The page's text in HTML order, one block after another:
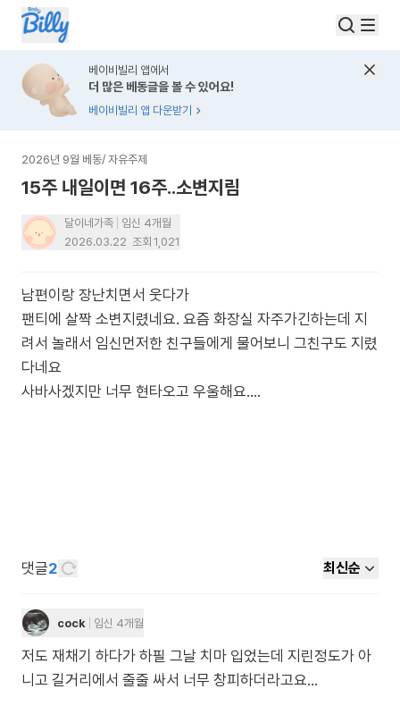
베이비빌리 앱에서
더 많은 베동글을 볼 수 있어요!
베이비빌리 앱 다운받기
2026년 9월 베동/ 자유주제
15주 내일이면 16주..소변지림
달이네가족
임신 4개월
2026.03.22 조회 1,021
남편이랑 장난치면서 웃다가
팬티에 살짝 소변지렸네요. 요즘 화장실 자주가긴하는데 지
려서 놀래서 임신먼저한 친구들에게 물어보니 그친구도 지렸
다네요
댓글2 최신순
cock 임신 4개월
저도 재채기 하다가 하필 그날 치마 입었는데 지린정도가 아
니고 길거리에서 줄줄 싸서 너무 창피하더라고요...